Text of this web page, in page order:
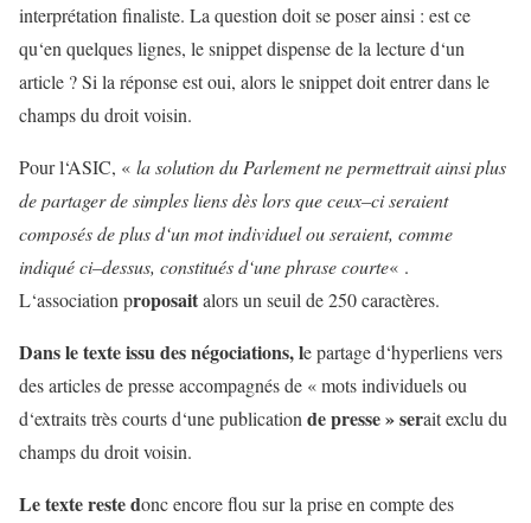
interprétation finaliste. La question doitseposerainsi : estce
qu‘en quelqueslignes, lesnippetdispensedela lecture d‘un
article ?Si la réponseestoui, alorslesnippetdoitentrerdansle
champsdu droitvoisin.
Pourl‘ASIC, « lasolutiondu Parlementnepermettraitainsiplus
departagerdesimplesliensdèslorsqueceux–ciseraient
composésdeplusd‘unmotindividuelouseraient, comme
indiquéci–dessus, constituésd‘unephrasecourte« .
L‘association proposaitalorsun seuil de250caractères.
Dansletexteissudesnégociations,lepartaged‘hyperliensvers
desarticlesdepresseaccompagnésde «motsindividuelsou
d‘extraitstrèscourtsd‘unepublication depresse»seraitexclu du
champsdu droitvoisin.
Letexterestedoncencoreflou surla priseen compte des